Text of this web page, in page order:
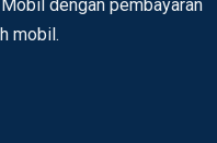
dengan pembayaran
mobil.